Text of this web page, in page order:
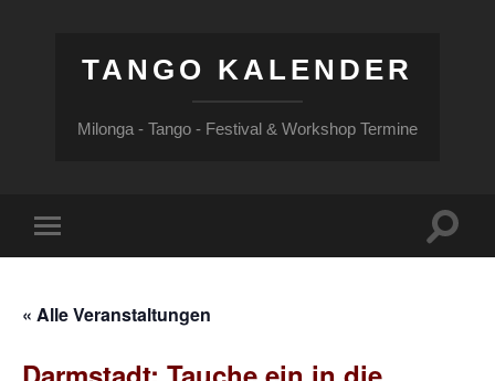
TANGO KALENDER
Milonga - Tango - Festival & Workshop Termine
Menü
« Alle Veranstaltungen